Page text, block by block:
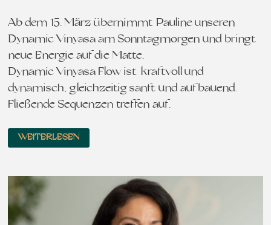
Ab dem 15. März übernimmt Pauline unseren
Dynamic Vinyasa am Sonntagmorgen und bringt
neue Energie auf die Matte.
Dynamic Vinyasa Flow ist kraftvoll und
dynamisch, gleichzeitig sanft und aufbauend.
Fließende Sequenzen treffen auf…
WEITERLESEN